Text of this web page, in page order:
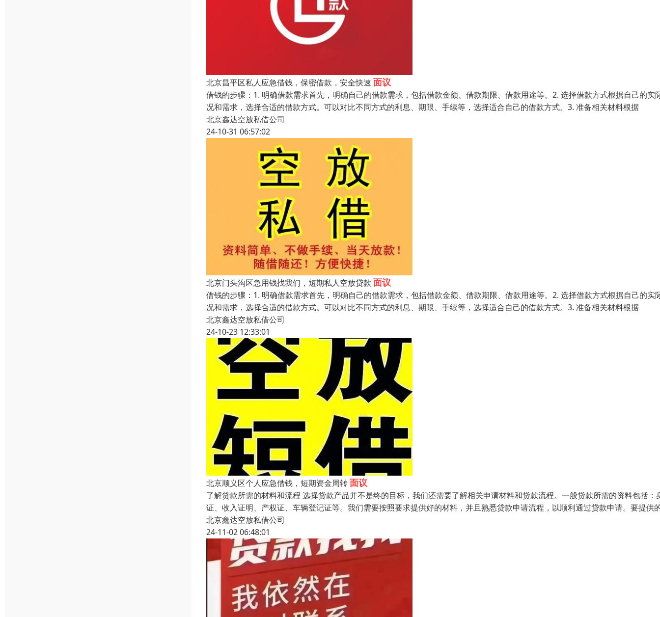
北京昌平区私人应急借钱，保密借款，安全快速 面议
借钱的步骤：1. 明确借款需求首先，明确自己的借款需求，包括借款金额、借款期限、借款用途等。2. 选择借款方式根据自己的实
况和需求，选择合适的借款方式。可以对比不同方式的利息、期限、手续等，选择适合自己的借款方式。3. 准备相关材料根据
北京鑫达空放私借公司
24-10-31 06:57:02
北京门头沟区急用钱找我们，短期私人空放贷款 面议
借钱的步骤：1. 明确借款需求首先，明确自己的借款需求，包括借款金额、借款期限、借款用途等。2. 选择借款方式根据自己的实
况和需求，选择合适的借款方式。可以对比不同方式的利息、期限、手续等，选择适合自己的借款方式。3. 准备相关材料根据
北京鑫达空放私借公司
24-10-23 12:33:01
北京顺义区个人应急借钱，短期资金周转面议
了解贷款所需的材料和流程 选择贷款产品并不是终的目标，我们还需要了解相关申请材料和贷款流程。一般贷款所需的资料包括：
证、收入证明、产权证、车辆登记证等。我们需要按照要求提供好的材料，并且熟悉贷款申请流程，以顺利通过贷款申请。要提供
北京鑫达空放私借公司
24-11-02 06:48:01